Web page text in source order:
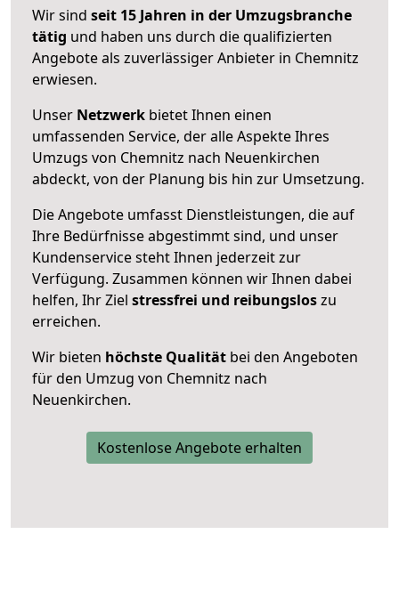
Wir sind seit 15 Jahren in der Umzugsbranche
tätig und haben uns durch die qualifizierten
Angebote als zuverlässiger Anbieter in Chemnitz
erwiesen.
Unser Netzwerk bietet Ihnen einen
umfassenden Service, der alle Aspekte Ihres
Umzugs von Chemnitz nach Neuenkirchen
abdeckt, von der Planung bis hin zur Umsetzung.
Die Angebote umfasst Dienstleistungen, die auf
Ihre Bedürfnisse abgestimmt sind, und unser
Kundenservice steht Ihnen jederzeit zur
Verfügung. Zusammen können wir Ihnen dabei
helfen, Ihr Ziel stressfrei und reibungsloszu
erreichen.
Wir bieten höchste Qualität bei den Angeboten
für den Umzug von Chemnitz nach
Neuenkirchen.
Kostenlose Angebote erhalten